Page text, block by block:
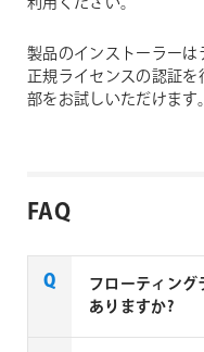
製品のインストーラーは
正規ライセンスの認証
部をお試しいただけます。
FAQ
フローティング
ありますか?